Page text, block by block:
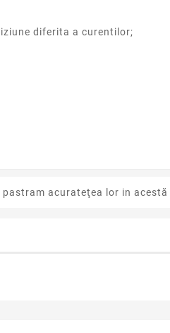
diferita a curentilor;
acurateţea lor in